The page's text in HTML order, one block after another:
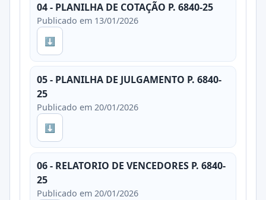
04 - PLANILHA DE COTAÇÃO P. 6840-25
Publicado em 13/01/2026
⬇
05 - PLANILHA DE JULGAMENTO P. 6840-
25
Publicado em 20/01/2026
⬇
06 - RELATORIO DE VENCEDORES P. 6840-
25
Publicado em 20/01/2026